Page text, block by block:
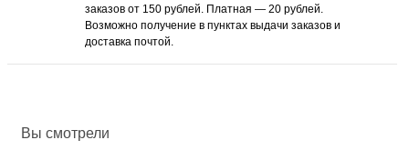
заказов от 150 рублей. Платная — 20 рублей.
Возможно получение в пунктах выдачи заказов и
доставка почтой.
Вы смотрели